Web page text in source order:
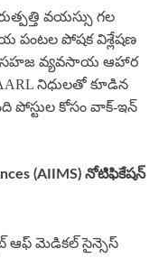
వయస్సు గల
పంటల పోషక విశ్లేషణ
సహజ వ్యవసాయ ఆహార
నిధులతో కూడిన
పోస్టుల కోసం వాక్-ఇన్
(AIIMS) నోటిఫికేషన్
ఆఫ్ మెడికల్ సైన్సెస్